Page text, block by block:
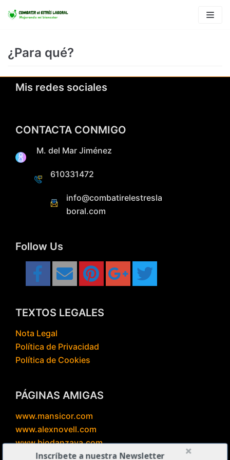
Saltar
¿Para qué?
Mis redes sociales
CONTACTA CONMIGO
M. del Mar Jiménez
610331472
info@combatirelestresla
boral.com
Follow Us
TEXTOS LEGALES
Nota Legal
Política de Privacidad
Política de Cookies
PÁGINAS AMIGAS
www.mansicor.com
www.alexnovell.com
www.biodanzaya.com
Inscríbete a nuestra Newsletter